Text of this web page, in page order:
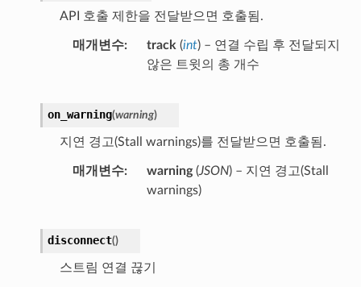
API 호출 제한을 전달받으면 호출됨.
매개변수 track (int) – 연결 수립 후 전달되지
않은 트윗의 총 개수
on_warning(warning)
지연 경고(Stall warnings)를 전달받으면 호출됨.
매개변수 warning(JSON) – 지연 경고(Stall
warnings)
disconnect()
스트림 연결 끊기